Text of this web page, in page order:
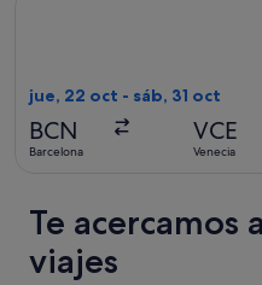
jue, 22 oct - sáb, 31 oct
BCN
Barcelona
VCE
Venecia
Te acercamos
viajes